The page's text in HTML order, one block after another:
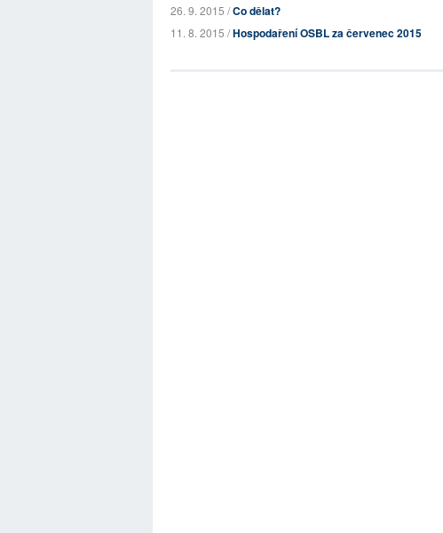
26. 9. 2015 /Co dělat?
11. 8. 2015 /Hospodaření OSBL za červenec 2015